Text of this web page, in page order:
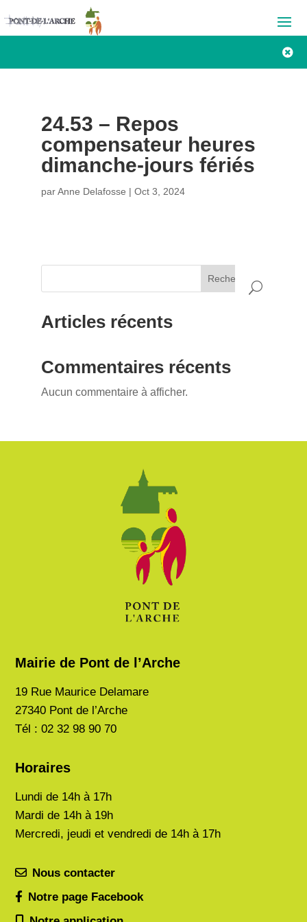

24.53 – Repos
compensateur heures
dimanche-jours fériés
parAnne Delafosse | Oct 3, 2024
Rechercher
Articles récents
Commentaires récents
Aucun commentaire à afficher.
Mairie de Pont de l’Arche
19 Rue Maurice Delamare
27340 Pont de l’Arche
Tél : 02 32 98 90 70
Horaires
Lundi de 14h à 17h
Mardi de 14h à 19h
Mercredi, jeudi et vendredi de 14h à 17h
Nous contacter
Notre page Facebook